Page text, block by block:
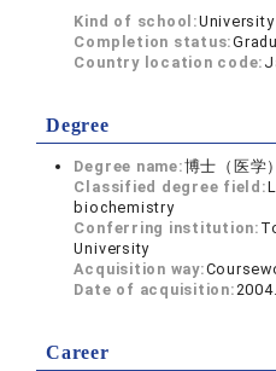
Kind of school:University
Completion status:
Country location code:
Degree
Degree name:博士（医学）
Classified degree field:
biochemistry
Conferring institution:
University
Acquisition way:
Date of acquisition:
Career